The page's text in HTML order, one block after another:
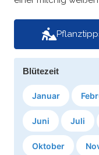
Blütezeit
Januar
Juni Juli
Oktober